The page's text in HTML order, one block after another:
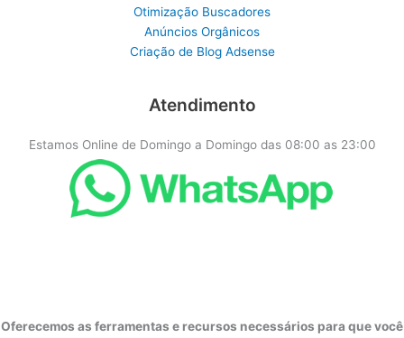
Otimização Buscadores
Anúncios Orgânicos
Criação de Blog Adsense
Atendimento
Estamos Online de Domingo a Domingo das 08:00 as 23:00
Oferecemos as ferramentas e recursos necessários para que você